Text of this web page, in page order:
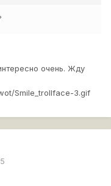
очень. Жду
Smile_trollface-3.gif